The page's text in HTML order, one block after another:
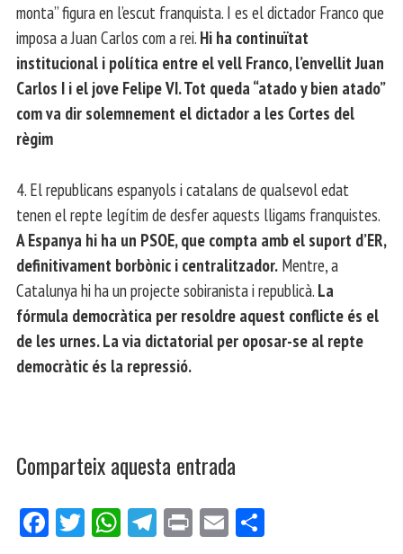
monta” figura en l’escut franquista. I es el dictador Franco que
imposa a Juan Carlos com a rei. Hi ha continuïtat
institucional i política entre el vell Franco, l’envellit Juan
Carlos I i el jove Felipe VI. Tot queda “atado y bien atado”
com va dir solemnement el dictador a les Cortes del
règim
4. El republicans espanyols i catalans de qualsevol edat
tenen el repte legítim de desfer aquests lligams franquistes.
A Espanya hi ha un PSOE, que compta amb el suport d’ER,
definitivament borbònic i centralitzador. Mentre, a
Catalunya hi ha un projecte sobiranista i republicà. La
fórmula democràtica per resoldre aquest conflicte és el
de les urnes. La via dictatorial per oposar-se al repte
democràtic és la repressió.
Comparteix aquesta entrada
Fa Tw W Te Pri E